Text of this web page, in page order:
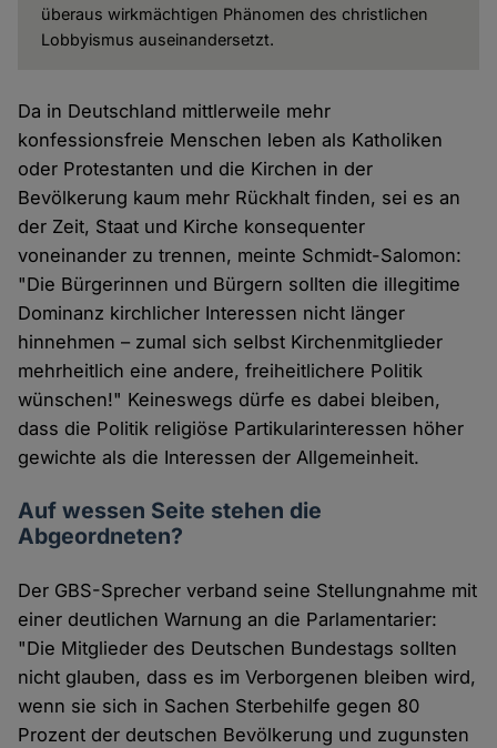
überaus wirkmächtigen Phänomen des christlichen
Lobbyismus auseinandersetzt.
Da in Deutschland mittlerweile mehr
konfessionsfreie Menschen leben als Katholiken
oder Protestanten und die Kirchen in der
Bevölkerung kaum mehr Rückhalt finden, sei es an
der Zeit, Staat und Kirche konsequenter
voneinander zu trennen, meinte Schmidt-Salomon:
"Die Bürgerinnen und Bürgern sollten die illegitime
Dominanz kirchlicher Interessen nicht länger
hinnehmen – zumal sich selbst Kirchenmitglieder
mehrheitlich eine andere, freiheitlichere Politik
wünschen!" Keineswegs dürfe es dabei bleiben,
dass die Politik religiöse Partikularinteressen höher
gewichte als die Interessen der Allgemeinheit.
Auf wessen Seite stehen die
Abgeordneten?
Der GBS-Sprecher verband seine Stellungnahme mit
einer deutlichen Warnung an die Parlamentarier:
"Die Mitglieder des Deutschen Bundestags sollten
nicht glauben, dass es im Verborgenen bleiben wird,
wenn sie sich in Sachen Sterbehilfe gegen 80
Prozent der deutschen Bevölkerung und zugunsten